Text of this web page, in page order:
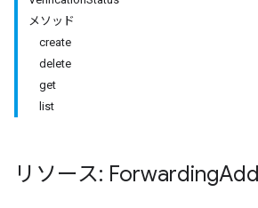
メソッド
create
delete
get
list
リソース: Forwarding